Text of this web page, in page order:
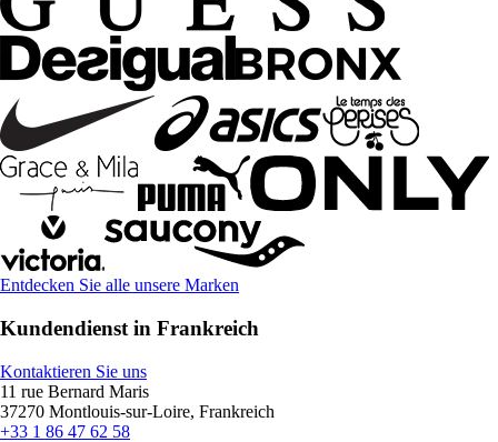
Entdecken Sie alle unsere Marken
Kundendienst in Frankreich
Kontaktieren Sie uns
11 rue Bernard Maris
37270 Montlouis-sur-Loire, Frankreich
+33 1 86 47 62 58